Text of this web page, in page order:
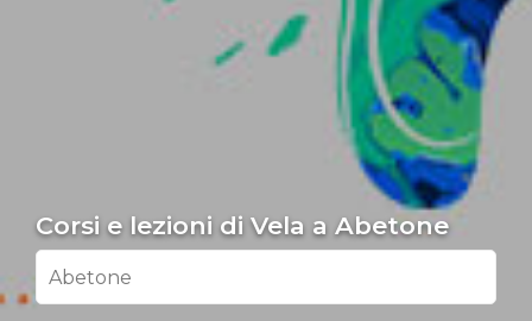
Corsi e lezioni di Vela a Abetone
Abetone